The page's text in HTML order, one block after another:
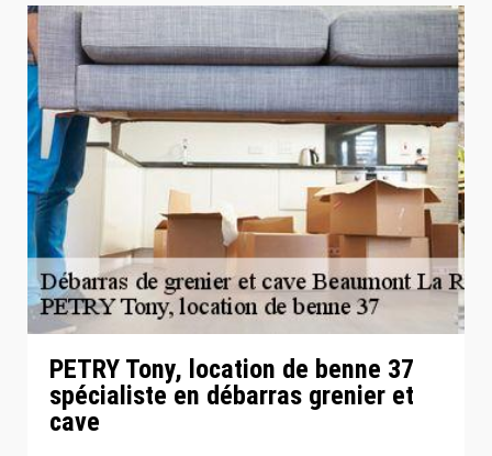
PETRY Tony, location de benne 37
spécialiste en débarras grenier et
cave